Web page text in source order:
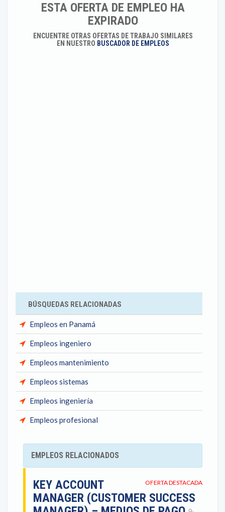
ESTA OFERTA DE EMPLEO HA
EXPIRADO
ENCUENTRE OTRAS OFERTAS DE TRABAJO SIMILARES
EN NUESTRO BUSCADOR DE EMPLEOS
BÚSQUEDAS RELACIONADAS
Empleos en Panamá
Empleos ingeniero
Empleos mantenimiento
Empleos sistemas
Empleos ingeniería
Empleos profesional
EMPLEOS RELACIONADOS
OFERTA DESTACADA
KEY ACCOUNT
MANAGER (CUSTOMER SUCCESS